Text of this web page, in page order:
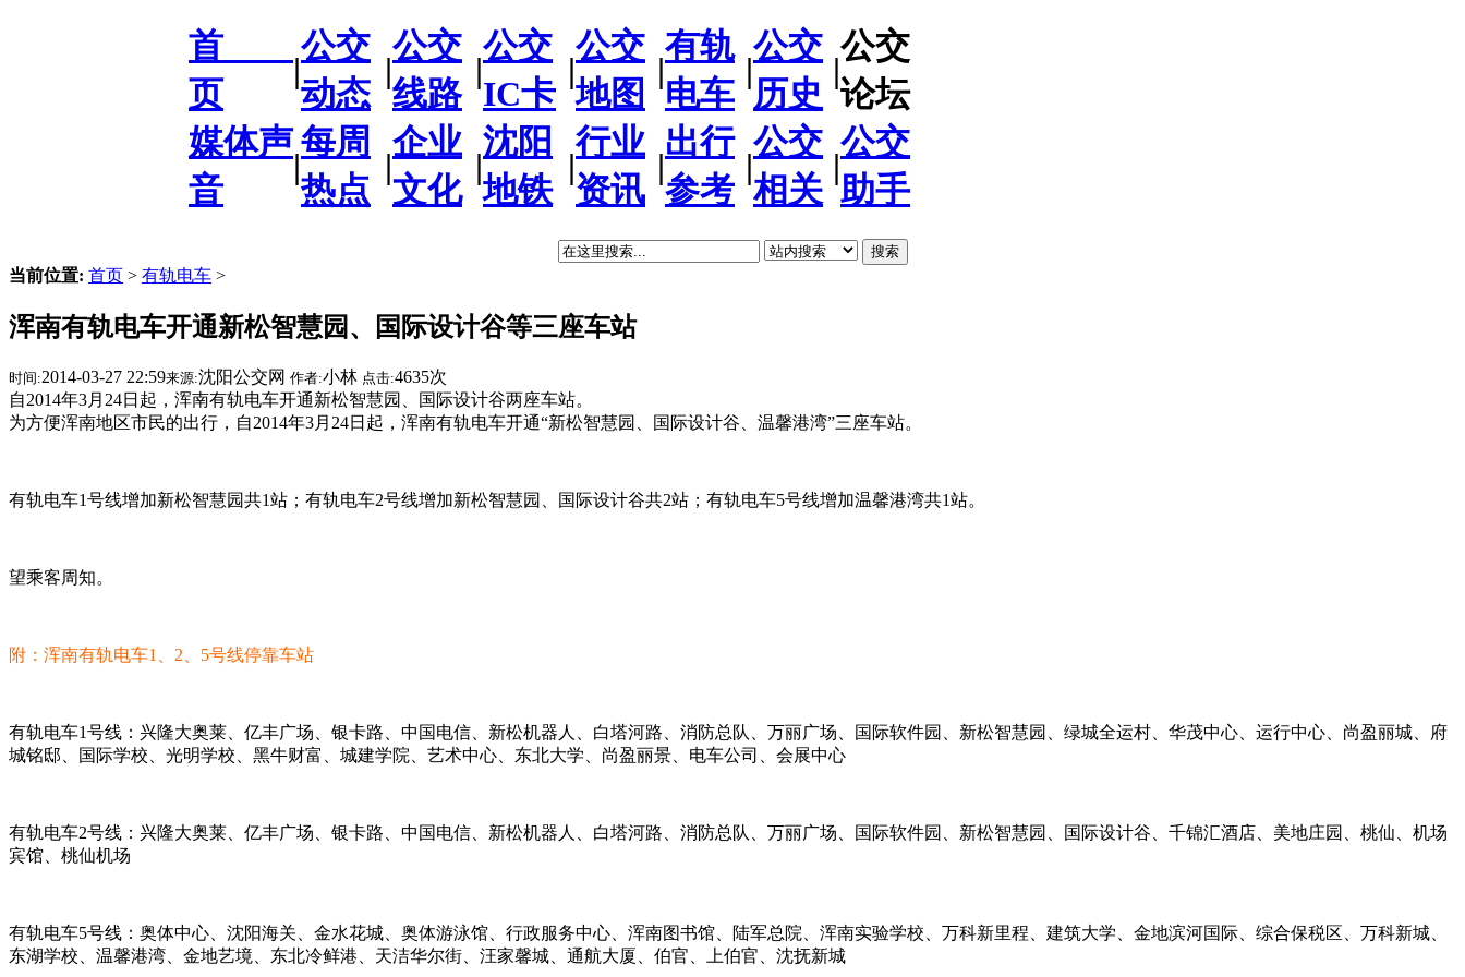
首
页
|
公交
动态
|
公交
线路
|
公交
IC卡
|
公交
地图
|
有轨
电车
|
公交
历史
|
公交
论坛
媒体声
音
|
每周
热点
|
企业
文化
|
沈阳
地铁
|
行业
资讯
|
出行
参考
|
公交
相关
|
公交
助手
搜索
当前位置: 首页 > 有轨电车 >
浑南有轨电车开通新松智慧园、国际设计谷等三座车站
时间:2014-03-27 22:59来源:沈阳公交网 作者:小林 点击:4635次
自2014年3月24日起，浑南有轨电车开通新松智慧园、国际设计谷两座车站。
为方便浑南地区市民的出行，自2014年3月24日起，浑南有轨电车开通“新松智慧园、国际设计谷、温馨港湾”三座车站。
有轨电车1号线增加新松智慧园共1站；有轨电车2号线增加新松智慧园、国际设计谷共2站；有轨电车5号线增加温馨港湾共1站。
望乘客周知。
附：浑南有轨电车1、2、5号线停靠车站
有轨电车1号线：兴隆大奥莱、亿丰广场、银卡路、中国电信、新松机器人、白塔河路、消防总队、万丽广场、国际软件园、新松智慧园、绿城全运村、华茂中心、运行中心、尚盈丽城、府
城铭邸、国际学校、光明学校、黑牛财富、城建学院、艺术中心、东北大学、尚盈丽景、电车公司、会展中心
有轨电车2号线：兴隆大奥莱、亿丰广场、银卡路、中国电信、新松机器人、白塔河路、消防总队、万丽广场、国际软件园、新松智慧园、国际设计谷、千锦汇酒店、美地庄园、桃仙、机场
宾馆、桃仙机场
有轨电车5号线：奥体中心、沈阳海关、金水花城、奥体游泳馆、行政服务中心、浑南图书馆、陆军总院、浑南实验学校、万科新里程、建筑大学、金地滨河国际、综合保税区、万科新城、
东湖学校、温馨港湾、金地艺境、东北冷鲜港、天洁华尔街、汪家馨城、通航大厦、伯官、上伯官、沈抚新城